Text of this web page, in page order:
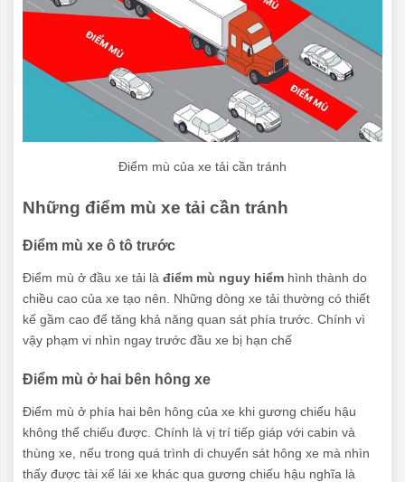
Điểm mù của xe tải cần tránh
Những điểm mù xe tải cần tránh
Điểm mù xe ô tô trước
Điểm mù ở đầu xe tải là điểm mù nguy hiểm hình thành do
chiều cao của xe tạo nên. Những dòng xe tải thường có thiết
kế gầm cao để tăng khả năng quan sát phía trước. Chính vì
vậy phạm vi nhìn ngay trước đầu xe bị hạn chế
Điểm mù ở hai bên hông xe
Điểm mù ở phía hai bên hông của xe khi gương chiếu hậu
không thể chiếu được. Chính là vị trí tiếp giáp với cabin và
thùng xe, nếu trong quá trình di chuyển sát hông xe mà nhìn
thấy được tài xế lái xe khác qua gương chiếu hậu nghĩa là